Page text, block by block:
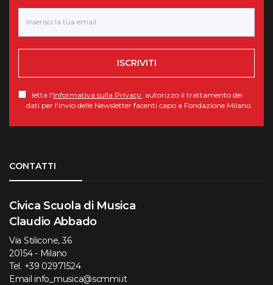
ISCRIVITI
letta l'Informativa sulla Privacy, autorizzo il trattamento dei
dati per l'invio delle Newsletter facenti capo a Fondazione Milano.
CONTATTI
Civica Scuola di Musica
Claudio Abbado
Via Stilicone, 36
20154 - Milano
Tel. +39 02971524
Email info_musica@scmmi.it